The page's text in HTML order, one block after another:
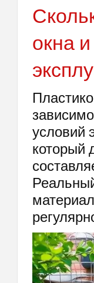
окна
условий
который